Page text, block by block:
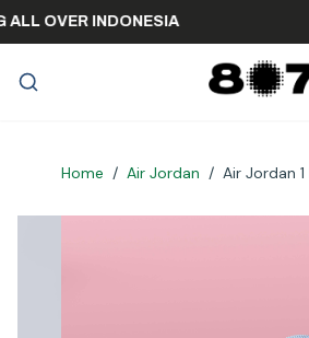
ALL OVER INDONESIA
Home / Air Jordan / Air Jordan